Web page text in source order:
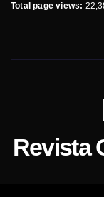
Total page views:
Revista